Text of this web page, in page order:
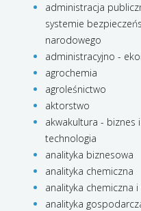
administracja
systemie
narodowego
administracyjno -
agrochemia
agroleśnictwo
aktorstwo
akwakultura - biznes i
technologia
analityka biznesowa
analityka chemiczna
analityka chemiczna i
analityka